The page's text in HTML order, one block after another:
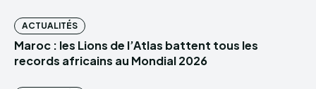
ACTUALITÉS
Maroc : les Lions de l’Atlas battent tous les
records africains au Mondial 2026